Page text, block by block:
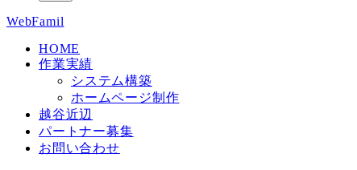
WebFamil
HOME
作業実績
システム構築
ホームページ制作
越谷近辺
パートナー募集
お問い合わせ